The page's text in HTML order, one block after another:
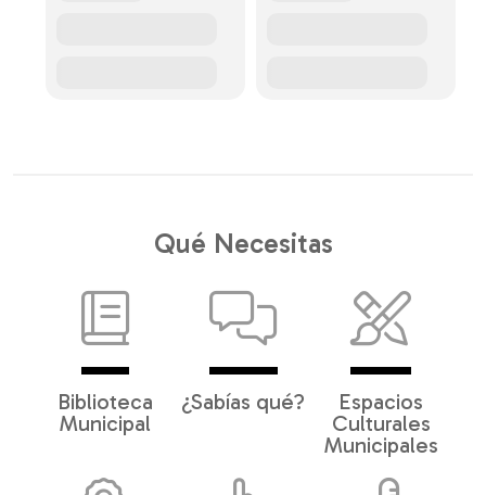
Qué Necesitas
Biblioteca
Municipal
¿Sabías qué?
Espacios
Culturales
Municipales